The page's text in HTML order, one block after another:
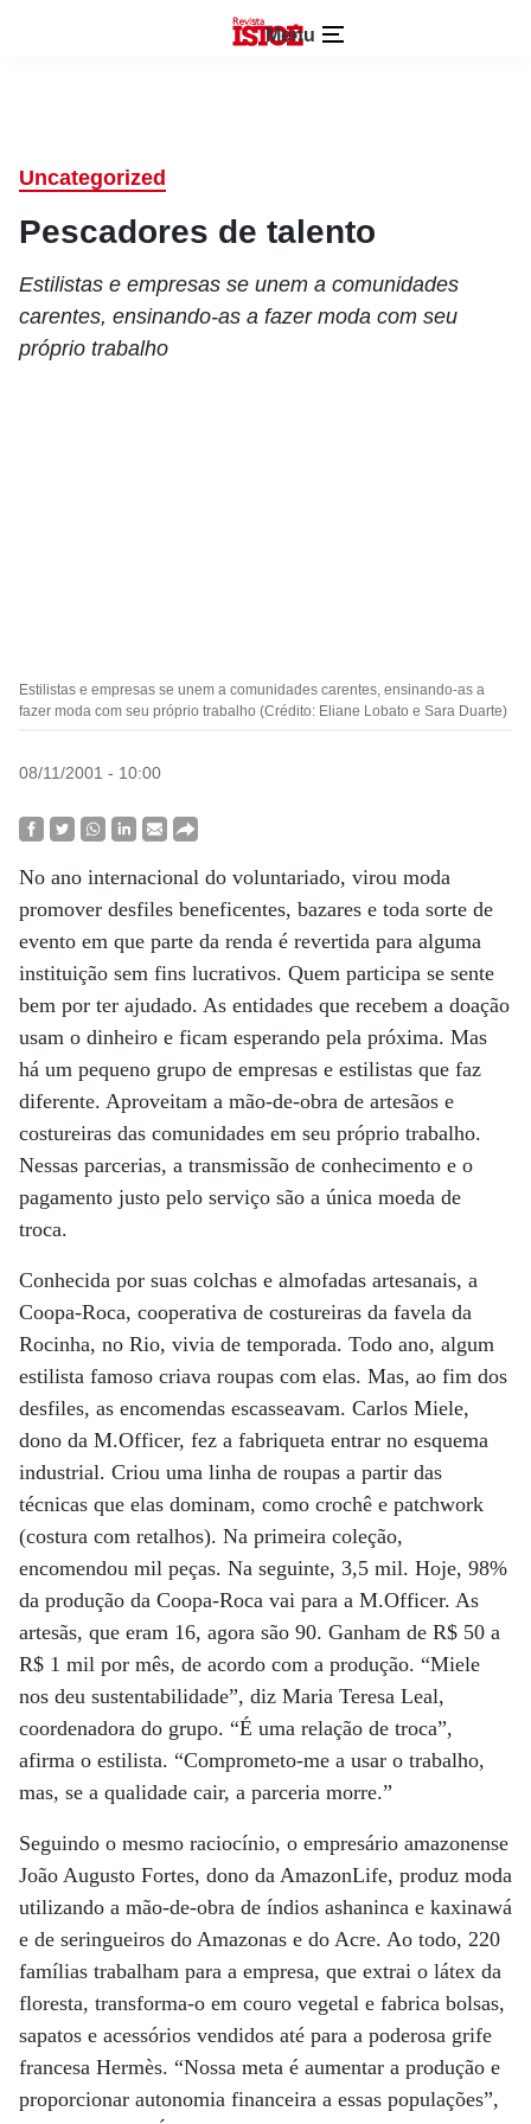
Menu
Uncategorized
Pescadores de talento
Estilistas e empresas se unem a comunidades
carentes, ensinando-as a fazer moda com seu
próprio trabalho
Estilistas e empresas se unem a comunidades carentes, ensinando-as a
fazer moda com seu próprio trabalho (Crédito: Eliane Lobato e Sara Duarte)
08/11/2001 - 10:00
No ano internacional do voluntariado, virou moda
promover desfiles beneficentes, bazares e toda sorte de
evento em que parte da renda é revertida para alguma
instituição sem fins lucrativos. Quem participa se sente
bem por ter ajudado. As entidades que recebem a doação
usam o dinheiro e ficam esperando pela próxima. Mas
há um pequeno grupo de empresas e estilistas que faz
diferente. Aproveitam a mão-de-obra de artesãos e
costureiras das comunidades em seu próprio trabalho.
Nessas parcerias, a transmissão de conhecimento e o
pagamento justo pelo serviço são a única moeda de
troca.
Conhecida por suas colchas e almofadas artesanais, a
Coopa-Roca, cooperativa de costureiras da favela da
Rocinha, no Rio, vivia de temporada. Todo ano, algum
estilista famoso criava roupas com elas. Mas, ao fim dos
desfiles, as encomendas escasseavam. Carlos Miele,
dono da M.Officer, fez a fabriqueta entrar no esquema
industrial. Criou uma linha de roupas a partir das
técnicas que elas dominam, como crochê e patchwork
(costura com retalhos). Na primeira coleção,
encomendou mil peças. Na seguinte, 3,5 mil. Hoje, 98%
da produção da Coopa-Roca vai para a M.Officer. As
artesãs, que eram 16, agora são 90. Ganham de R$ 50 a
R$ 1 mil por mês, de acordo com a produção. “Miele
nos deu sustentabilidade”, diz Maria Teresa Leal,
coordenadora do grupo. “É uma relação de troca”,
afirma o estilista. “Comprometo-me a usar o trabalho,
mas, se a qualidade cair, a parceria morre.”
Seguindo o mesmo raciocínio, o empresário amazonense
João Augusto Fortes, dono da AmazonLife, produz moda
utilizando a mão-de-obra de índios ashaninca e kaxinawá
e de seringueiros do Amazonas e do Acre. Ao todo, 220
famílias trabalham para a empresa, que extrai o látex da
floresta, transforma-o em couro vegetal e fabrica bolsas,
sapatos e acessórios vendidos até para a poderosa grife
francesa Hermès. “Nossa meta é aumentar a produção e
proporcionar autonomia financeira a essas populações”,